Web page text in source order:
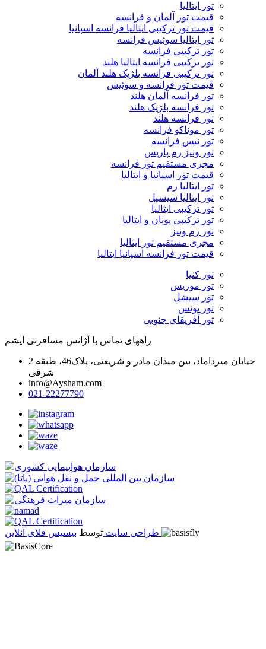
تور ایتالیا
قیمت تور آلمان و فرانسه
قیمت تور ترکیبی ایتالیا فرانسه اسپانیا
تور ایتالیا سوئیس فرانسه
تور ترکیبی فرانسه
تور ترکیبی فرانسه ایتالیا هلند
تور ترکیبی فرانسه بلژیک هلند آلمان
قیمت تور فرانسه و سوئیس
تور فرانسه آلمان هلند
تور فرانسه بلژیک هلند
تور فرانسه هلند
تور موناکو فرانسه
تور نیس فرانسه
تور ونیز رم پاریس
مجری مستقیم تور فرانسه
قیمت تور اسپانیا و ایتالیا
تور ایتالیا رم
تور ایتالیا سیسیل
تور ترکیبی ایتالیا
تور ترکیبی یونان و ایتالیا
تور رم ونیز
مجری مستقیم تور ایتالیا
قیمت تور فرانسه اسپانیا ایتالیا
تور کنیا
تور موریس
تور سیشل
تور تونس
تور آفریقای جنوبی
راههای تماس با آژانس مسافرتی آیشم
خیابان میرداماد، بین میدان مادر و شریعتی، پلاک46، طبقه 2
شرقی
info@Aysham.com
021-22277790
طراحی سایت توسط